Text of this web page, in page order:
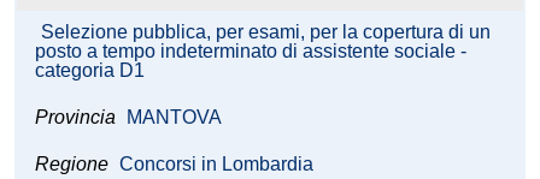
Selezione pubblica, per esami, per la copertura di un
posto a tempo indeterminato di assistente sociale -
categoria D1
Provincia MANTOVA
Regione Concorsi in Lombardia